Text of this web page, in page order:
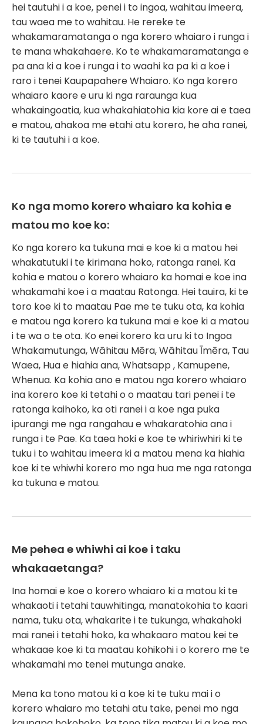
hei tautuhi i a koe, penei i to ingoa, wahitau imeera,
tau waea me to wahitau. He rereke te
whakamaramatanga o nga korero whaiaro i runga i
te mana whakahaere. Ko te whakamaramatanga e
pa ana ki a koe i runga i to waahi ka pa ki a koe i
raro i tenei Kaupapahere Whaiaro. Ko nga korero
whaiaro kaore e uru ki nga raraunga kua
whakaingoatia, kua whakahiatohia kia kore ai e taea
e matou, ahakoa me etahi atu korero, he aha ranei,
ki te tautuhi i a koe.
Ko nga momo korero whaiaro ka kohia e
matou mo koe ko:
Ko nga korero ka tukuna mai e koe ki a matou hei
whakatutuki i te kirimana hoko, ratonga ranei. Ka
kohia e matou o korero whaiaro ka homai e koe ina
whakamahi koe i a maatau Ratonga. Hei tauira, ki te
toro koe ki to maatau Pae me te tuku ota, ka kohia
e matou nga korero ka tukuna mai e koe ki a matou
i te wa o te ota. Ko enei korero ka uru ki to Ingoa
Whakamutunga, Wāhitau Mēra, Wāhitau Īmēra, Tau
Waea, Hua e hiahia ana, Whatsapp , Kamupene,
Whenua. Ka kohia ano e matou nga korero whaiaro
ina korero koe ki tetahi o o maatau tari penei i te
ratonga kaihoko, ka oti ranei i a koe nga puka
ipurangi me nga rangahau e whakaratohia ana i
runga i te Pae. Ka taea hoki e koe te whiriwhiri ki te
tuku i to wahitau imeera ki a matou mena ka hiahia
koe ki te whiwhi korero mo nga hua me nga ratonga
ka tukuna e matou.
Me pehea e whiwhi ai koe i taku
whakaaetanga?
Ina homai e koe o korero whaiaro ki a matou ki te
whakaoti i tetahi tauwhitinga, manatokohia to kaari
nama, tuku ota, whakarite i te tukunga, whakahoki
mai ranei i tetahi hoko, ka whakaaro matou kei te
whakaae koe ki ta maatau kohikohi i o korero me te
whakamahi mo tenei mutunga anake.
Mena ka tono matou ki a koe ki te tuku mai i o
korero whaiaro mo tetahi atu take, penei mo nga